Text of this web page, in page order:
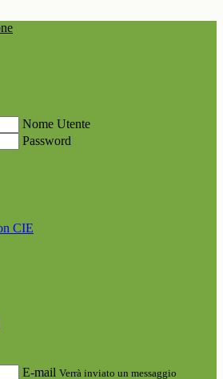
Nome Utente
Password
CIE
E-mail Verrà inviato un messaggio